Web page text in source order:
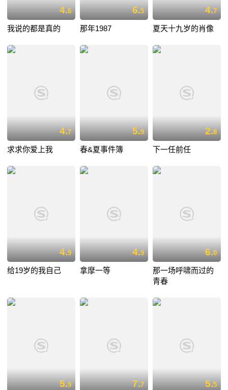
4.6
我说的都是真的
6.5
那年1987
4.7
夏天十九岁的肖像
4.7
求求你爱上我
5.9
春&夏事件簿
2.8
下一任前任
4.9
给19岁的我自己
4.9
拿摩一等
6.0
那一场呼啸而过的
青春
5.9 7.7 5.5